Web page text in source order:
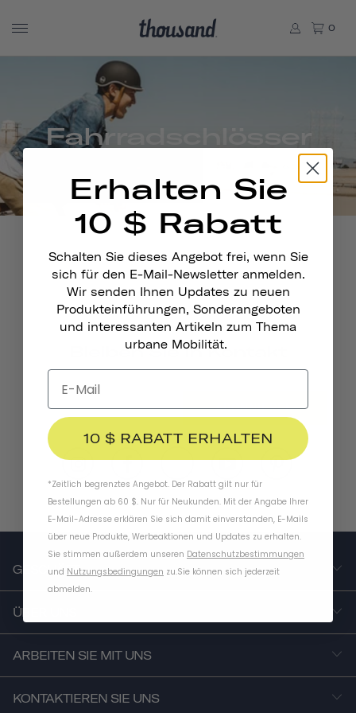
0
Fahrradschlösser
Keine Produkte in dieser Kollektion gefunden
Bleiben Sie In Kontakt
ABONNIEREN
GESCHÄFT
ÜBER UNS
ARBEITEN SIE MIT UNS
KONTAKTIEREN SIE UNS
Erhalten Sie
10 $ Rabatt
Schalten Sie dieses Angebot frei, wenn Sie
sich für den E-Mail-Newsletter anmelden.
Wir senden Ihnen Updates zu neuen
Produkteinführungen, Sonderangeboten
und interessanten Artikeln zum Thema
urbane Mobilität.
10 $ RABATT ERHALTEN
*Zeitlich begrenztes Angebot. Der Rabatt gilt nur für
Bestellungen ab 60 $. Nur für Neukunden. Mit der Angabe Ihrer
E-Mail-Adresse erklären Sie sich damit einverstanden, E-Mails
über neue Produkte, Werbeaktionen und Updates zu erhalten.
Sie stimmen außerdem unseren Datenschutzbestimmungen
und Nutzungsbedingungen zu.Sie können sich jederzeit
abmelden.